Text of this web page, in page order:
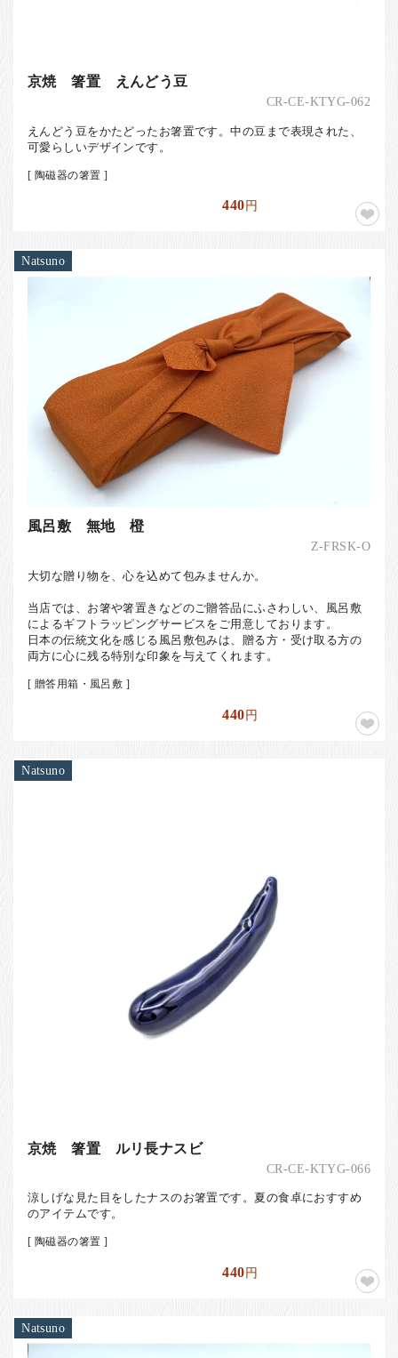
京焼 箸置 えんどう豆
CR-CE-KTYG-062
えんどう豆をかたどったお箸置です。中の豆まで表現された、
可愛らしいデザインです。
[ 陶磁器の箸置 ]
440円
Natsuno
風呂敷 無地 橙
Z-FRSK-O
大切な贈り物を、心を込めて包みませんか。
当店では、お箸や箸置きなどのご贈答品にふさわしい、風呂敷
によるギフトラッピングサービスをご用意しております。
日本の伝統文化を感じる風呂敷包みは、贈る方・受け取る方の
両方に心に残る特別な印象を与えてくれます。
[ 贈答用箱・風呂敷 ]
440円
Natsuno
京焼 箸置 ルリ長ナスビ
CR-CE-KTYG-066
涼しげな見た目をしたナスのお箸置です。夏の食卓におすすめ
のアイテムです。
[ 陶磁器の箸置 ]
440円
Natsuno